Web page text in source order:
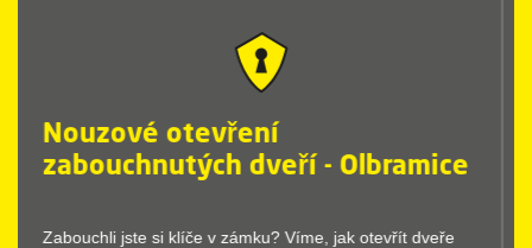
Nouzové otevření zamčených
dveří - Olbramice
Nouzové otevírání dveří provedeme vždy rychle a bez